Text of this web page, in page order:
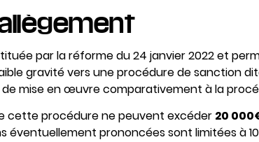
par la réforme du 24 janvier 2022 et
gravité vers une procédure de sanction
mise en œuvre comparativement à la
cette procédure ne peuvent excéder 20
éventuellement prononcées sont limitées à